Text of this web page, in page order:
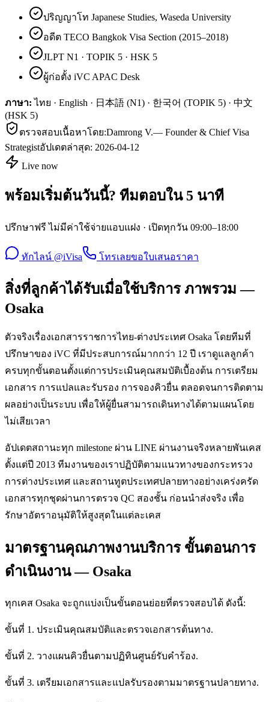
ปริญญาโท Japanese Studies, Waseda University
อดีต TECO Bangkok Visa Section (2015–2018)
JLPT N1 · TOPIK 5 · HSK 5
ผู้ก่อตั้ง iVC APAC Desk
ภาษา: ไทย · English · 日本語 (N1) · 한국어 (TOPIK 5) · 中文
(HSK 5)
ตรวจสอบเนื้อหาโดย:Damrong V.— Founder & Chief Visa
Strategistอัปเดตล่าสุด: 2026-04-12
Live now
พร้อมเริ่มต้นวันนี้? ทีมตอบใน 5 นาที
ปรึกษาฟรี ไม่มีค่าใช้จ่ายแอบแฝง · เปิดทุกวัน 09:00–18:00
ทักไลน์ @iVisa โทรเลยขอใบเสนอราคา
สิ่งที่ลูกค้าได้รับเมื่อใช้บริการ ภาพรวม —
Osaka
ตัวจริงเรื่องเอกสารราชการไทย-ต่างประเทศ Osaka โดยทีมที่
ปรึกษาของ iVC ที่มีประสบการณ์มากกว่า 12 ปี เราดูแลลูกค้า
ครบทุกขั้นตอนตั้งแต่การประเมินคุณสมบัติเบื้องต้น การเตรียม
เอกสาร การแปลและรับรอง การจองคิวยื่น ตลอดจนการติดตาม
ผลอย่างเป็นระบบ เพื่อให้ผู้ยื่นสามารถเดินทางได้ตามแผนโดย
ไม่เสียเวลา
อัปเดตสถานะทุก milestone ผ่าน LINE ผ่านงานจริงหลายพันเคส
ตั้งแต่ปี 2013 ทีมงานของเราปฏิบัติตามแนวทางของกระทรวง
การต่างประเทศ และสถานทูตประเทศปลายทางอย่างเคร่งครัด
เอกสารทุกชุดผ่านการตรวจ QC สองชั้น ก่อนนำส่งจริง เพื่อ
รักษาอัตราอนุมัติให้สูงสุดในแต่ละเคส
มาตรฐานคุณภาพงานบริการ ขั้นตอนการ
ดำเนินงาน — Osaka
ทุกเคส Osaka จะถูกแบ่งเป็นขั้นตอนย่อยที่ตรวจสอบได้ ดังนี้:
ขั้นที่ 1. ประเมินคุณสมบัติและตรวจเอกสารต้นทาง.
ขั้นที่ 2. วางแผนคิวยื่นตามปฏิทินศูนย์รับคำร้อง.
ขั้นที่ 3. เตรียมเอกสารและแปลรับรองตามมาตรฐานปลายทาง.